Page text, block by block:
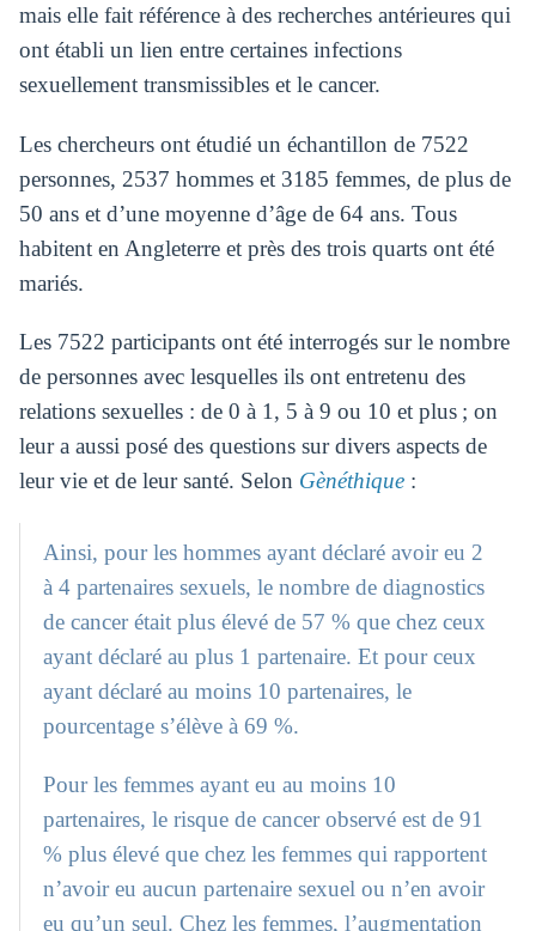
mais elle fait référence à des recherches antérieures qui
ont établi un lien entre certaines infections
sexuellement transmissibles et le cancer.
Les chercheurs ont étudié un échantillon de 7522
personnes, 2537 hommes et 3185 femmes, de plus de
50 ans et d’une moyenne d’âge de 64 ans. Tous
habitent en Angleterre et près des trois quarts ont été
mariés.
Les 7522 participants ont été interrogés sur le nombre
de personnes avec lesquelles ils ont entretenu des
relations sexuelles : de 0 à 1, 5 à 9 ou 10 et plus ; on
leur a aussi posé des questions sur divers aspects de
leur vie et de leur santé. Selon Gènéthique :
Ainsi, pour les hommes ayant déclaré avoir eu 2
à 4 partenaires sexuels, le nombre de diagnostics
de cancer était plus élevé de 57 % que chez ceux
ayant déclaré au plus 1 partenaire. Et pour ceux
ayant déclaré au moins 10 partenaires, le
pourcentage s’élève à 69 %.
Pour les femmes ayant eu au moins 10
partenaires, le risque de cancer observé est de 91
% plus élevé que chez les femmes qui rapportent
n’avoir eu aucun partenaire sexuel ou n’en avoir
eu qu’un seul. Chez les femmes, l’augmentation